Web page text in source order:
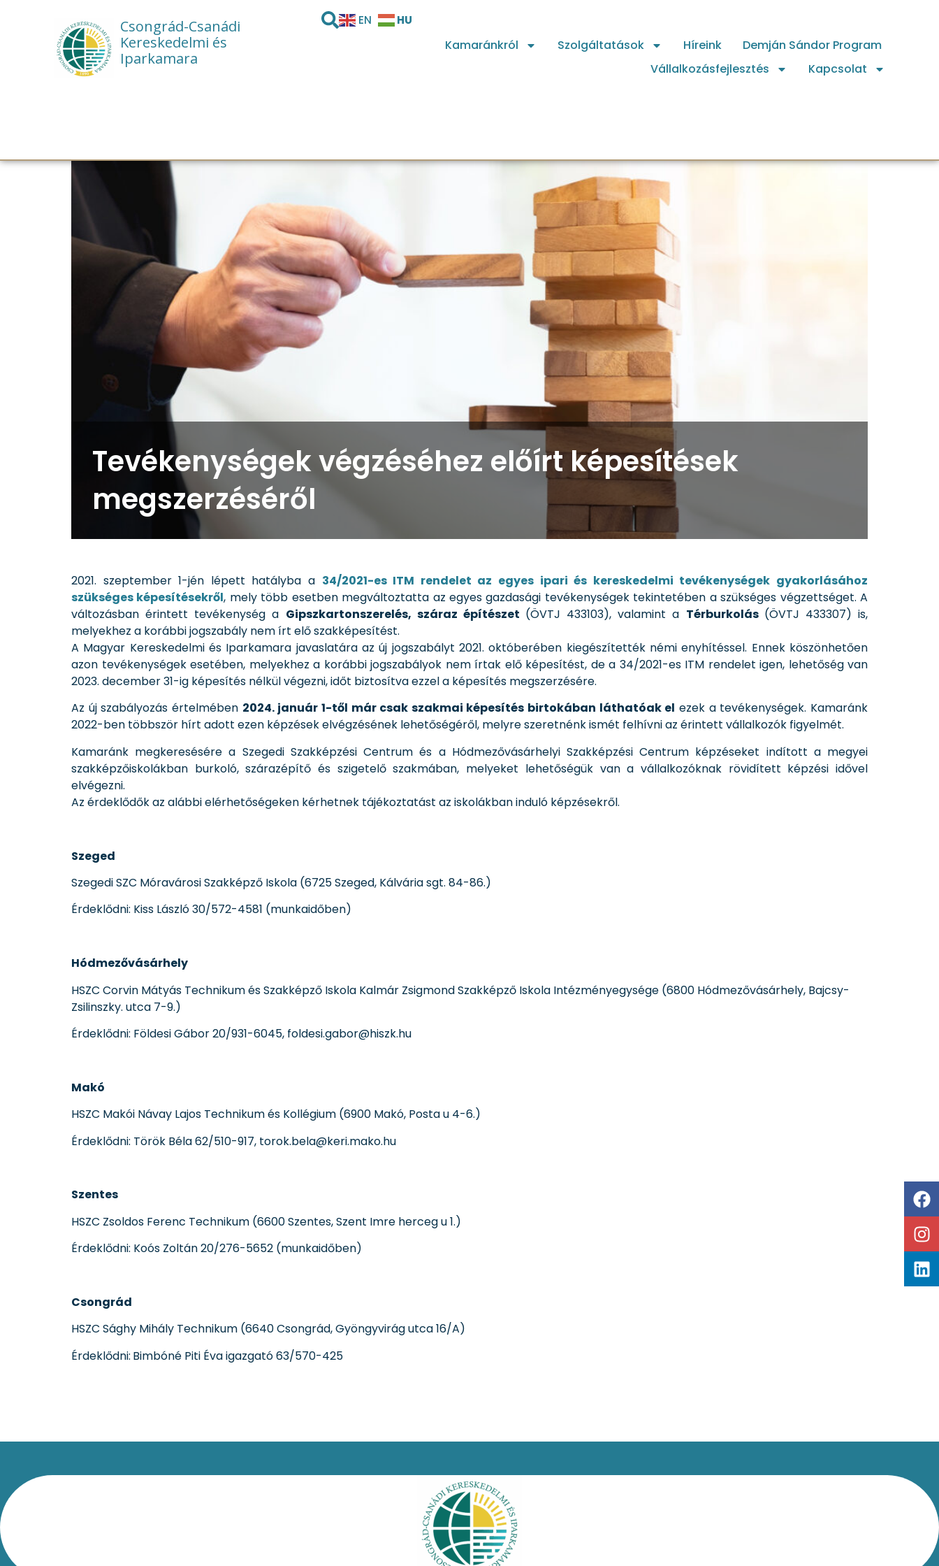
Csongrád-Csanádi
Kereskedelmi és
Iparkamara
EN HU
Kamaránkról Szolgáltatások Híreink
Demján Sándor Program
Vállalkozásfejlesztés
Kapcsolat
Tevékenységek végzéséhez előírt képesítések
megszerzéséről
2021. szeptember 1-jén lépett hatályba a 34/2021-es ITM rendelet az egyes ipari és kereskedelmi tevékenységek gyakorlásához
szükséges képesítésekről, mely több esetben megváltoztatta az egyes gazdasági tevékenységek tekintetében a szükséges végzettséget. A
változásban érintett tevékenység a Gipszkartonszerelés, száraz építészet (ÖVTJ 433103), valamint a Térburkolás (ÖVTJ 433307) is,
melyekhez a korábbi jogszabály nem írt elő szakképesítést.
A Magyar Kereskedelmi és Iparkamara javaslatára az új jogszabályt 2021. októberében kiegészítették némi enyhítéssel. Ennek köszönhetően
azon tevékenységek esetében, melyekhez a korábbi jogszabályok nem írtak elő képesítést, de a 34/2021-es ITM rendelet igen, lehetőség van
2023. december 31-ig képesítés nélkül végezni, időt biztosítva ezzel a képesítés megszerzésére.
Az új szabályozás értelmében 2024. január 1-től már csak szakmai képesítés birtokában láthatóak el ezek a tevékenységek. Kamaránk
2022-ben többször hírt adott ezen képzések elvégzésének lehetőségéről, melyre szeretnénk ismét felhívni az érintett vállalkozók figyelmét.
Kamaránk megkeresésére a Szegedi Szakképzési Centrum és a Hódmezővásárhelyi Szakképzési Centrum képzéseket indított a megyei
szakképzőiskolákban burkoló, szárazépítő és szigetelő szakmában, melyeket lehetőségük van a vállalkozóknak rövidített képzési idővel
elvégezni.
Az érdeklődők az alábbi elérhetőségeken kérhetnek tájékoztatást az iskolákban induló képzésekről.
Szeged
Szegedi SZC Móravárosi Szakképző Iskola (6725 Szeged, Kálvária sgt. 84-86.)
Érdeklődni: Kiss László 30/572-4581 (munkaidőben)
Hódmezővásárhely
HSZC Corvin Mátyás Technikum és Szakképző Iskola Kalmár Zsigmond Szakképző Iskola Intézményegysége (6800 Hódmezővásárhely, Bajcsy-
Zsilinszky. utca 7-9.)
Érdeklődni: Földesi Gábor 20/931-6045, foldesi.gabor@hiszk.hu
Makó
HSZC Makói Návay Lajos Technikum és Kollégium (6900 Makó, Posta u 4-6.)
Érdeklődni: Török Béla 62/510-917, torok.bela@keri.mako.hu
Szentes
HSZC Zsoldos Ferenc Technikum (6600 Szentes, Szent Imre herceg u 1.)
Érdeklődni: Koós Zoltán 20/276-5652 (munkaidőben)
Csongrád
HSZC Sághy Mihály Technikum (6640 Csongrád, Gyöngyvirág utca 16/A)
Érdeklődni: Bimbóné Piti Éva igazgató 63/570-425